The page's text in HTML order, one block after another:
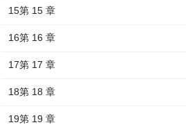
15第 15 章
16第 16 章
17第 17 章
18第 18 章
19第 19 章